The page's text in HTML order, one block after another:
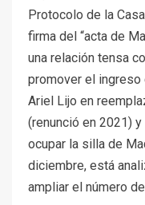
Protocolo de la
firma del “acta de
una relación tensa
promover el
Ariel Lijo en
(renunció en 2021)
ocupar la silla de
diciembre, está
ampliar el número